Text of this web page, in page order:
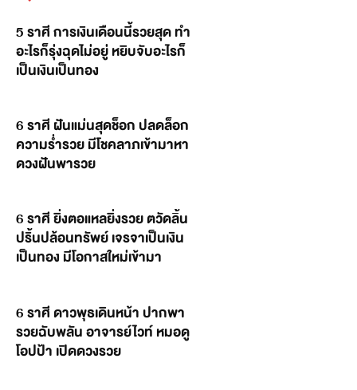
5 ราศี การเงินเดือนนี้รวยสุด ทำ
อะไรก็รุ่งฉุดไม่อยู่ หยิบจับอะไรก็
เป็นเงินเป็นทอง
6 ราศี ฝันแม่นสุดช็อก ปลดล็อก
ความร่ำรวย มีโชคลาภเข้ามาหา
ดวงฝันพารวย
6 ราศี ยิ่งตอแหลยิ่งรวย ตวัดลิ้น
ปริ้นปล้อนทรัพย์ เจรจาเป็นเงิน
เป็นทอง มีโอกาสใหม่เข้ามา
6 ราศี ดาวพุธเดินหน้า ปากพา
รวยฉับพลัน อาจารย์ไวท์ หมอดู
โอปป้า เปิดดวงรวย